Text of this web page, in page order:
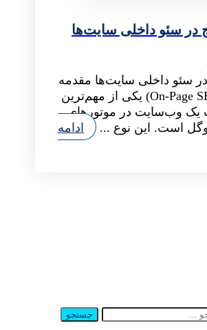
در سئو داخلی سایت‌ها
در سئو داخلی سایت‌ها مقدمه
سئو داخلی (On-Page SEO) یکی از مهم‌ترین
یک وب‌سایت در موتورهای
است. این نوع ...
ادامه